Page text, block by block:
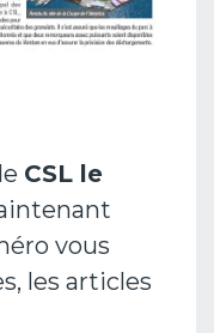
CSL le
vous
les articles